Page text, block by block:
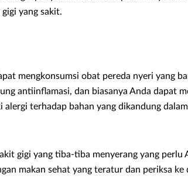
yang sakit.
mengkonsumsi obat pereda nyeri yang
antiinflamasi, dan biasanya Anda dapat
terhadap bahan yang dikandung
gigi yang tiba-tiba menyerang yang perlu
makan sehat yang teratur dan periksa